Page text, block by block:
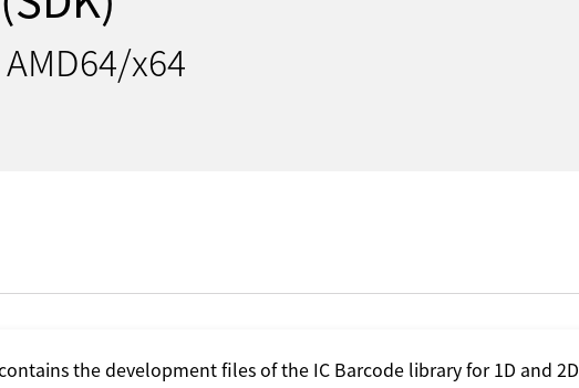
x64
the development files of the IC Barcode library for 1D and 2D